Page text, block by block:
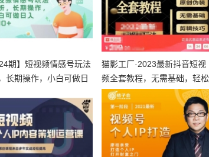
期】短视频情感号玩法
长期操作，小白可做日
猫影工厂·2023最新抖音短视
频全套教程，无需基础，轻松
学习